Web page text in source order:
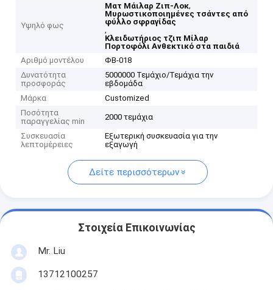
Υψηλό φως
Ματ Μάιλαρ Ζιπ-Λοκ,
Μυρωστικοποιημένες τσάντες από
φύλλο σφραγίδας
,
Κλειδωτήριος τζιπ Μίλαρ
Πορτοφόλι Ανθεκτικό στα παιδιά
Αριθμό μοντέλου
ΦΒ-018
Δυνατότητα
προσφοράς
5000000 Τεμάχιο/Τεμάχια την
εβδομάδα
Μάρκα
Customized
Ποσότητα
παραγγελίας min
2000 τεμάχια
Συσκευασία
λεπτομέρειες
Εξωτερική συσκευασία για την
εξαγωγή
Δείτε περισσότερων
Στοιχεία Επικοινωνίας
Mr. Liu
13712100257